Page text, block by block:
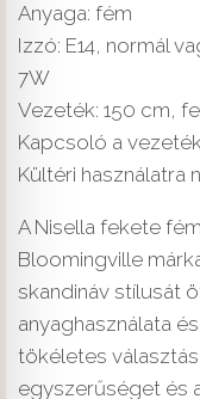
Anyaga: fém
Izzó: E14, normál
7W
Vezeték: 150 cm,
Kapcsoló a
Kültéri használatra
A Nisella fekete
Bloomingville
skandináv stílusát
anyaghasználata
tökéletes
egyszerűséget és